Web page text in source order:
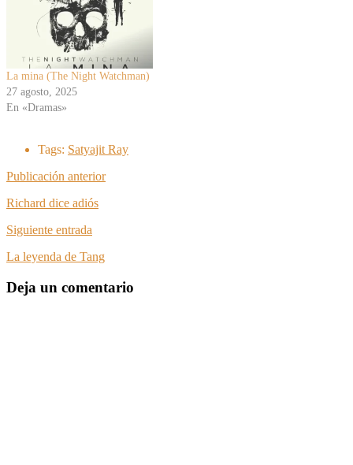
La mina (The Night Watchman)
27 agosto, 2025
En «Dramas»
Tags: Satyajit Ray
Publicación anterior
Richard dice adiós
Siguiente entrada
La leyenda de Tang
Deja un comentario